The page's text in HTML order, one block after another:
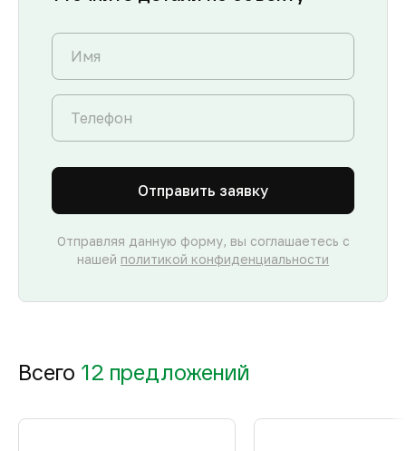
Отправить заявку
Отправляя данную форму, вы соглашаетесь с
нашей политикой конфиденциальности
Всего 12 предложений